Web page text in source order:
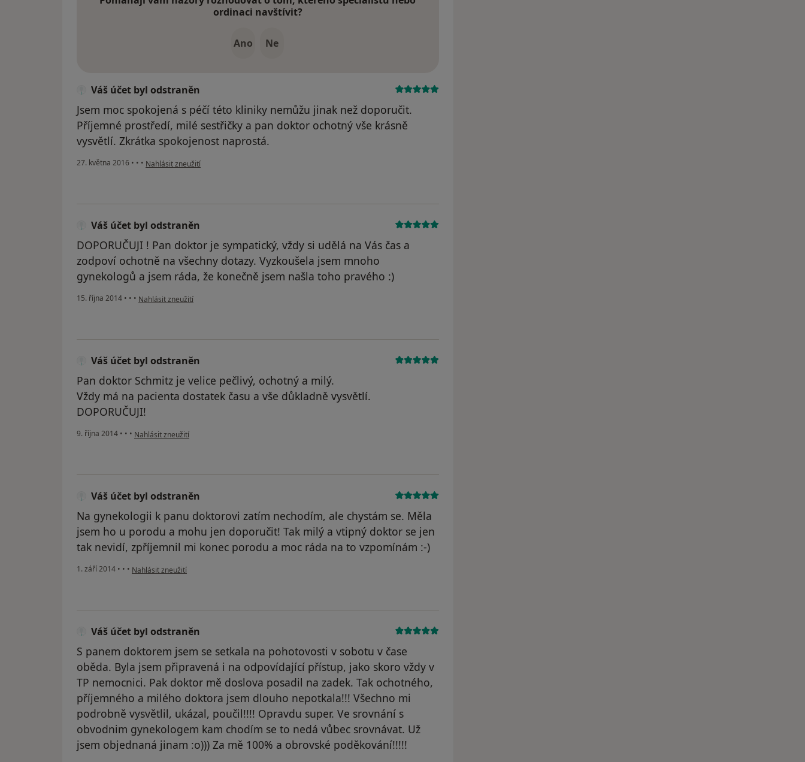
ordinaci navštívit?
Ano Ne
Váš účet byl odstraněn
Jsem moc spokojená s péčí této kliniky nemůžu jinak než doporučit.
Příjemné prostředí, milé sestřičky a pan doktor ochotný vše krásně
vysvětlí. Zkrátka spokojenost naprostá.
27. května 2016 • • • podle názoru uživatele Váš účet byl odstraněn
Nahlásit zneužití
Váš účet byl odstraněn
DOPORUČUJI ! Pan doktor je sympatický, vždy si udělá na Vás čas a
zodpoví ochotně na všechny dotazy. Vyzkoušela jsem mnoho
gynekologů a jsem ráda, že konečně jsem našla toho pravého :)
15. října 2014 • • • podle názoru uživatele Váš účet byl odstraněn
Nahlásit zneužití
Váš účet byl odstraněn
Pan doktor Schmitz je velice pečlivý, ochotný a milý.
Vždy má na pacienta dostatek času a vše důkladně vysvětlí.
DOPORUČUJI!
9. října 2014 • • • podle názoru uživatele Váš účet byl odstraněn
Nahlásit zneužití
Váš účet byl odstraněn
Na gynekologii k panu doktorovi zatím nechodím, ale chystám se. Měla
jsem ho u porodu a mohu jen doporučit! Tak milý a vtipný doktor se jen
tak nevidí, zpříjemnil mi konec porodu a moc ráda na to vzpomínám :-)
1. září 2014 • • • podle názoru uživatele Váš účet byl odstraněn
Nahlásit zneužití
Váš účet byl odstraněn
S panem doktorem jsem se setkala na pohotovosti v sobotu v čase
oběda. Byla jsem připravená i na odpovídající přístup, jako skoro vždy v
TP nemocnici. Pak doktor mě doslova posadil na zadek. Tak ochotného,
příjemného a milého doktora jsem dlouho nepotkala!!! Všechno mi
podrobně vysvětlil, ukázal, poučil!!!! Opravdu super. Ve srovnání s
obvodnim gynekologem kam chodím se to nedá vůbec srovnávat. Už
jsem objednaná jinam :o))) Za mě 100% a obrovské poděkování!!!!!